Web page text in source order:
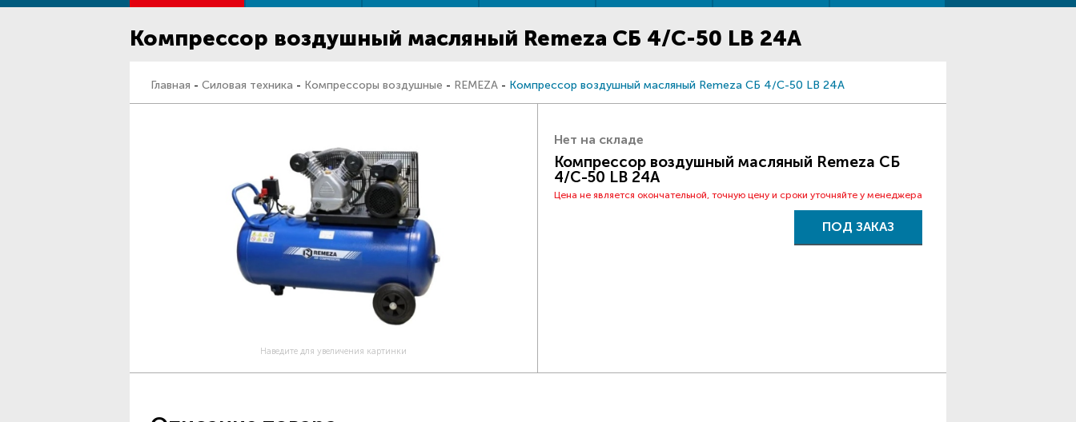
Компрессор воздушный масляный Remeza СБ 4/C-50 LB 24A
Главная - Силовая техника - Компрессоры воздушные - REMEZA - Компрессор воздушный масляный Remeza СБ 4/C-50 LB 24A
Наведите для увеличения картинки
Нет на складе
Компрессор воздушный масляный Remeza СБ
4/C-50 LB 24A
Цена не является окончательной, точную цену и сроки уточняйте у менеджера
ПОД ЗАКАЗ